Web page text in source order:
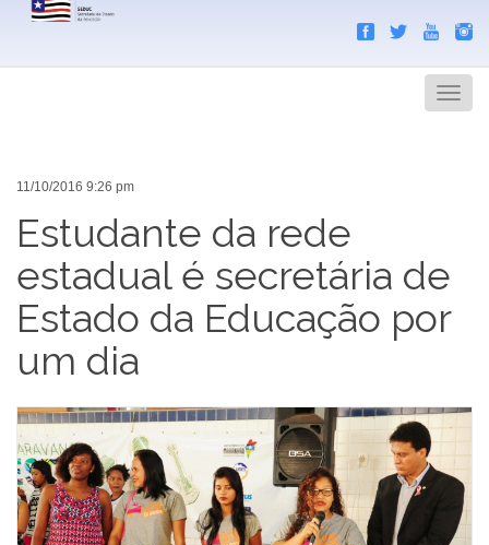
Menu
11/10/2016 9:26 pm
Estudante da rede
estadual é secretária de
Estado da Educação por
um dia